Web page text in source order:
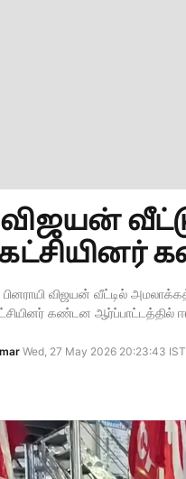
விஜயன்
விஜயன் வீட்டில்
கண்டன ஆர்ப்பாட்டத்தில்
Wed, 27 May 2026 20:23:43 IST